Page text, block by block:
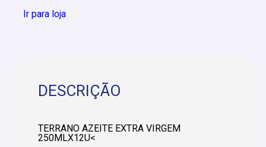
Ir para loja
DESCRIÇÃO
TERRANO AZEITE EXTRA VIRGEM
250MLX12U<